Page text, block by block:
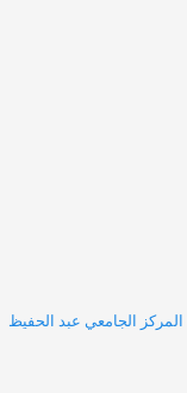
المركز الجامعي عبد الحفيظ